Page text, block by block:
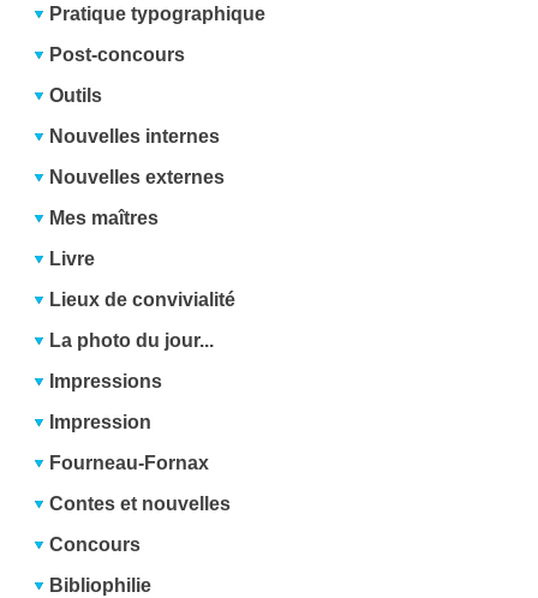
Pratique typographique
Post-concours
Outils
Nouvelles internes
Nouvelles externes
Mes maîtres
Livre
Lieux de convivialité
La photo du jour...
Impressions
Impression
Fourneau-Fornax
Contes et nouvelles
Concours
Bibliophilie